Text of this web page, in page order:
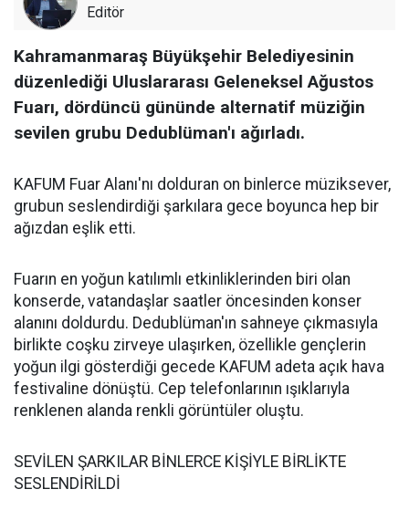
Editör
Kahramanmaraş Büyükşehir Belediyesinin
düzenlediği Uluslararası Geleneksel Ağustos
Fuarı, dördüncü gününde alternatif müziğin
sevilen grubu Dedublüman'ı ağırladı.
KAFUM Fuar Alanı'nı dolduran on binlerce müziksever,
grubun seslendirdiği şarkılara gece boyunca hep bir
ağızdan eşlik etti.
Fuarın en yoğun katılımlı etkinliklerinden biri olan
konserde, vatandaşlar saatler öncesinden konser
alanını doldurdu. Dedublüman'ın sahneye çıkmasıyla
birlikte coşku zirveye ulaşırken, özellikle gençlerin
yoğun ilgi gösterdiği gecede KAFUM adeta açık hava
festivaline dönüştü. Cep telefonlarının ışıklarıyla
renklenen alanda renkli görüntüler oluştu.
SEVİLEN ŞARKILAR BİNLERCE KİŞİYLE BİRLİKTE
SESLENDİRİLDİ